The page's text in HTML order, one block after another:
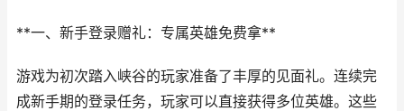
**一、新手登录赠礼：专属英雄免费拿**
游戏为初次踏入峡谷的玩家准备了丰厚的见面礼。连续完
成新手期的登录任务，玩家可以直接获得多位英雄。这些